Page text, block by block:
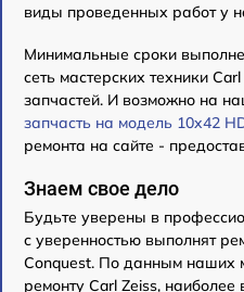
виды проведенных работ у
Минимальные сроки
сеть мастерских техники
запчастей. И возможно на
запчасть на модель 10x42
ремонта на сайте -
Знаем свое дело
Будьте уверены в
с уверенностью выполнят
Conquest. По данным наших
ремонту Carl Zeiss,